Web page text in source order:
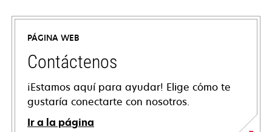
PÁGINA WEB
Contáctenos
¡Estamos aquí para ayudar! Elige cómo te
gustaría conectarte con nosotros.
Ir a la página